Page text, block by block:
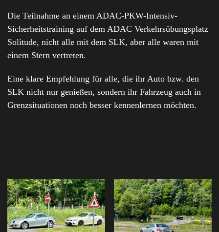
Die Teilnahme an einem ADAC-PKW-Intensiv-
Sicherheitstraining auf dem ADAC Verkehrsübungsplatz
Solitude, nicht alle mit dem SLK, aber alle waren mit
einem Stern vertreten.
Eine klare Empfehlung für alle, die ihr Auto bzw. den
SLK nicht nur genießen, sondern ihr Fahrzeug auch in
Grenzsituationen noch besser kennenlernen möchten.